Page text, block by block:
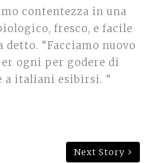
contentezza in una
fresco, e facile
detto. “Facciamo nuovo
ogni per godere di
a italiani esibirsi. “
Next Story